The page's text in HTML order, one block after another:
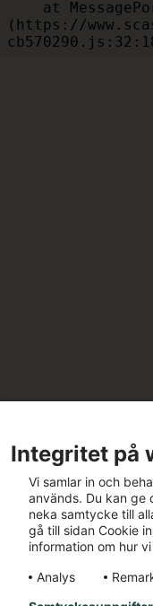
(https://
Integritet på
Vi samlar in och
används. Du kan ge
neka samtycke till
gå till sidan Cookie
information om hur
Analys